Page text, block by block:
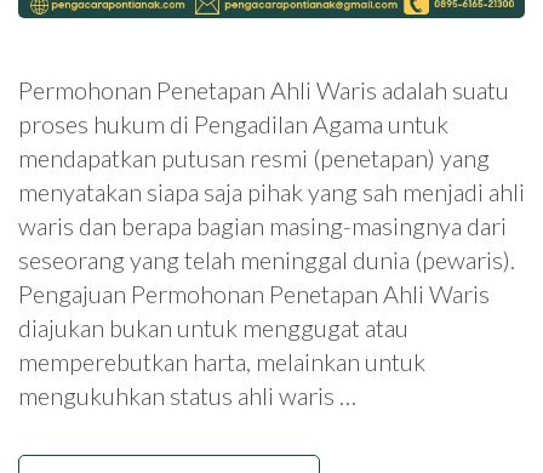
Permohonan Penetapan Ahli Waris adalah suatu
proses hukum di Pengadilan Agama untuk
mendapatkan putusan resmi (penetapan) yang
menyatakan siapa saja pihak yang sah menjadi ahli
waris dan berapa bagian masing-masingnya dari
seseorang yang telah meninggal dunia (pewaris).
Pengajuan Permohonan Penetapan Ahli Waris
diajukan bukan untuk menggugat atau
memperebutkan harta, melainkan untuk
mengukuhkan status ahli waris …